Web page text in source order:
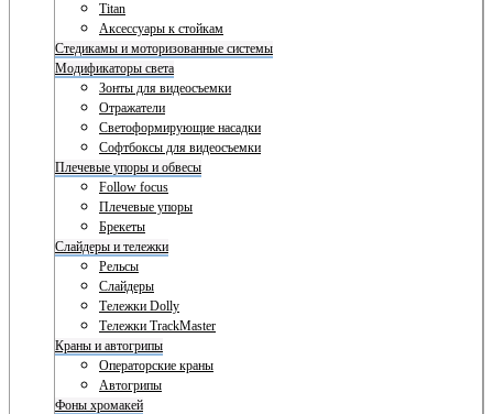
Titan
Аксессуары к стойкам
Стедикамы и моторизованные системы
Модификаторы света
Зонты для видеосъемки
Отражатели
Светоформирующие насадки
Софтбоксы для видеосъемки
Плечевые упоры и обвесы
Follow focus
Плечевые упоры
Брекеты
Слайдеры и тележки
Рельсы
Слайдеры
Тележки Dolly
Тележки TrackMaster
Краны и автогрипы
Операторские краны
Автогрипы
Фоны хромакей